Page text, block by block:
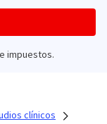
impuestos.
clínicos